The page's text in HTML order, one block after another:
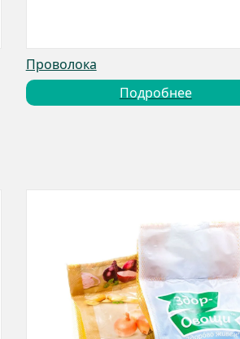
Проволока
Подробнее